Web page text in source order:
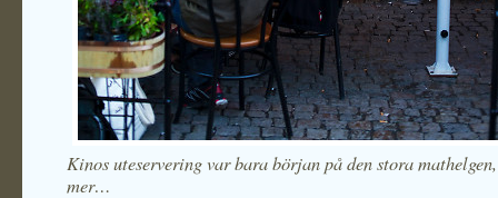
Kinos uteservering var bara början på den stora
mer…